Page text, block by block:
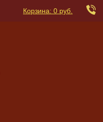
Корзина: 0 руб.